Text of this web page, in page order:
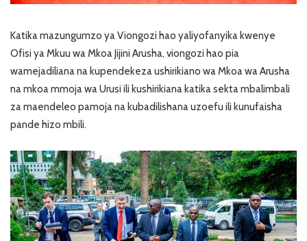
Katika mazungumzo ya Viongozi hao yaliyofanyika kwenye
Ofisi ya Mkuu wa Mkoa Jijini Arusha, viongozi hao pia
wamejadiliana na kupendekeza ushirikiano wa Mkoa wa Arusha
na mkoa mmoja wa Urusi ili kushirikiana katika sekta mbalimbali
za maendeleo pamoja na kubadilishana uzoefu ili kunufaisha
pande hizo mbili.